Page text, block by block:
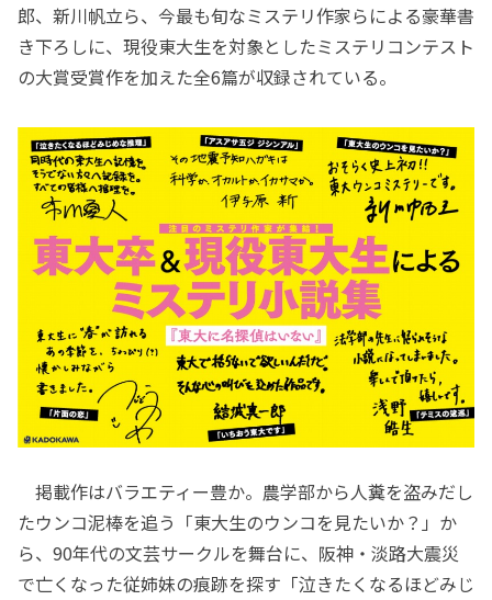
郎、新川帆立ら、今最も旬なミステリ作家らによる豪華書
き下ろしに、現役東大生を対象としたミステリコンテスト
の大賞受賞作を加えた全6篇が収録されている。
掲載作はバラエティー豊か。農学部から人糞を盗みだし
たウンコ泥棒を追う「東大生のウンコを見たいか？」か
ら、90年代の文芸サークルを舞台に、阪神・淡路大震災
で亡くなった従姉妹の痕跡を探す「泣きたくなるほどみじ